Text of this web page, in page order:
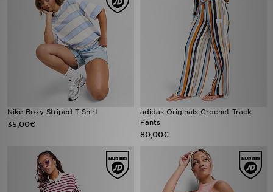
Nike Boxy Striped T-Shirt
35,00€
adidas Originals Crochet Track
Pants
80,00€